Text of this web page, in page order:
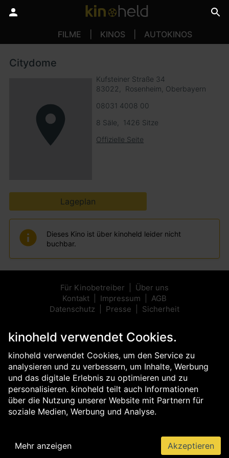
kinoheld verwendet Cookies.
kinoheld verwendet Cookies, um den Service zu
analysieren und zu verbessern, um Inhalte, Werbung
und das digitale Erlebnis zu optimieren und zu
personalisieren. kinoheld teilt auch Informationen
über die Nutzung unserer Website mit Partnern für
soziale Medien, Werbung und Analyse.
Mehr anzeigen Akzeptieren
FILME KINOS AUTOKINOS
Citydome
Kufsteiner Straße 34
83022
Rosenheim, Oberbayern
08031 4008 00
8 Säle
1426 Sitze
Offizielle Seite
Lageplan
Dieses Kino ist über kinoheld leider nicht
buchbar.
Für Kinobetreiber
Über uns
Kontakt
Impressum
AGB
Datenschutz
Presse Sicherheit